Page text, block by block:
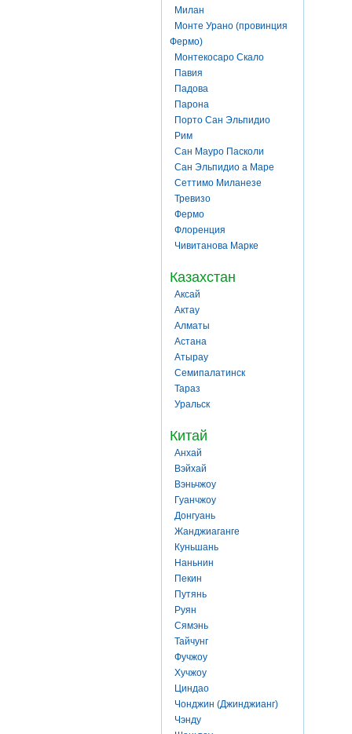
Милан
Монте Урано (провинция
Фермо)
Монтекосаро Скало
Павия
Падова
Парона
Порто Сан Эльпидио
Рим
Сан Мауро Пасколи
Сан Эльпидио а Маре
Сеттимо Миланезе
Тревизо
Фермо
Флоренция
Чивитанова Марке
Казахстан
Аксай
Актау
Алматы
Астана
Атырау
Семипалатинск
Тараз
Уральск
Китай
Анхай
Вэйхай
Вэньчжоу
Гуанчжоу
Донгуань
Жанджиаганге
Куньшань
Наньнин
Пекин
Путянь
Руян
Сямэнь
Тайчунг
Фучжоу
Хучжоу
Циндао
Чонджин (Джинджианг)
Чэнду